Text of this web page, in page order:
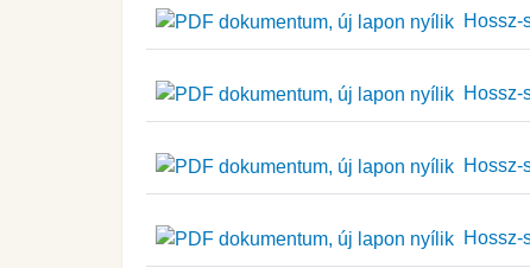
Hossz-
Hossz-
Hossz-
Hossz-